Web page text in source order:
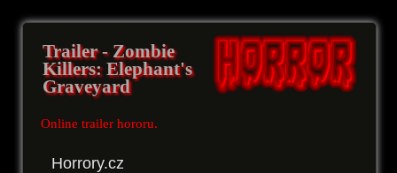
Trailer - Zombie
Killers: Elephant's
Graveyard
Online trailer hororu.
Horrory.cz